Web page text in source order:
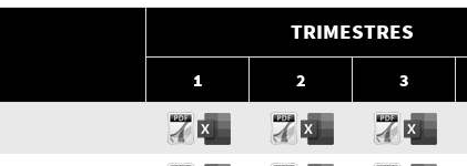
TRIMESTRES
1 2 3